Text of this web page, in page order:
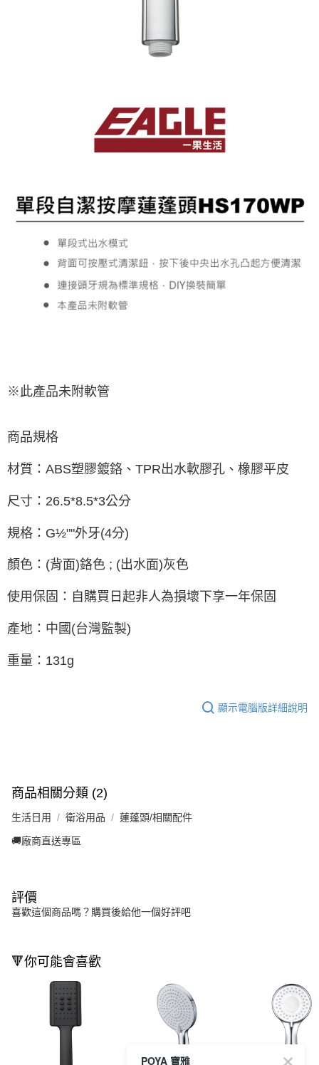
※此產品未附軟管
商品規格
材質：ABS塑膠鍍鉻、TPR出水軟膠孔、橡膠平皮
尺寸：26.5*8.5*3公分
規格：G½""外牙(4分)
顏色：(背面)鉻色 ; (出水面)灰色
使用保固：自購買日起非人為損壞下享一年保固
產地：中國(台灣監製)
重量：131g
顯示電腦版詳細說明
商品相關分類 (2)
生活日用 衛浴用品 蓮蓬頭/相關配件
🚚廠商直送專區
評價
喜歡這個商品嗎？購買後給他一個好評吧
🔻你可能會喜歡
POYA 寶雅